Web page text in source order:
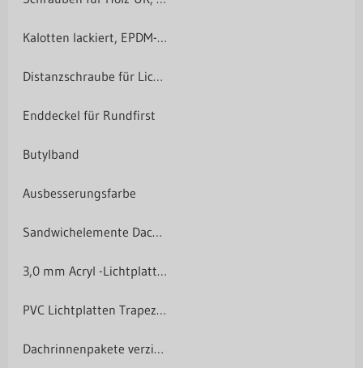
Kalotten lackiert, EPDM-Dichtung
Distanzschraube für Lichtplatten
Enddeckel für Rundfirst
Butylband
Ausbesserungsfarbe
Sandwichelemente Dach/Wand - Preis auf Anfrage
3,0 mm Acryl -Lichtplatten 76/18
PVC Lichtplatten Trapezprofile T18 I T20 I T35 I T45
Dachrinnenpakete verzinkt, Polyurethan beschichtet (125/90)